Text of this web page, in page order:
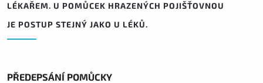
LÉKAŘEM. U POMŮCEK HRAZENÝCH POJIŠŤOVNOU
JE POSTUP STEJNÝ JAKO U LÉKŮ.
PŘEDEPSÁNÍ POMŮCKY